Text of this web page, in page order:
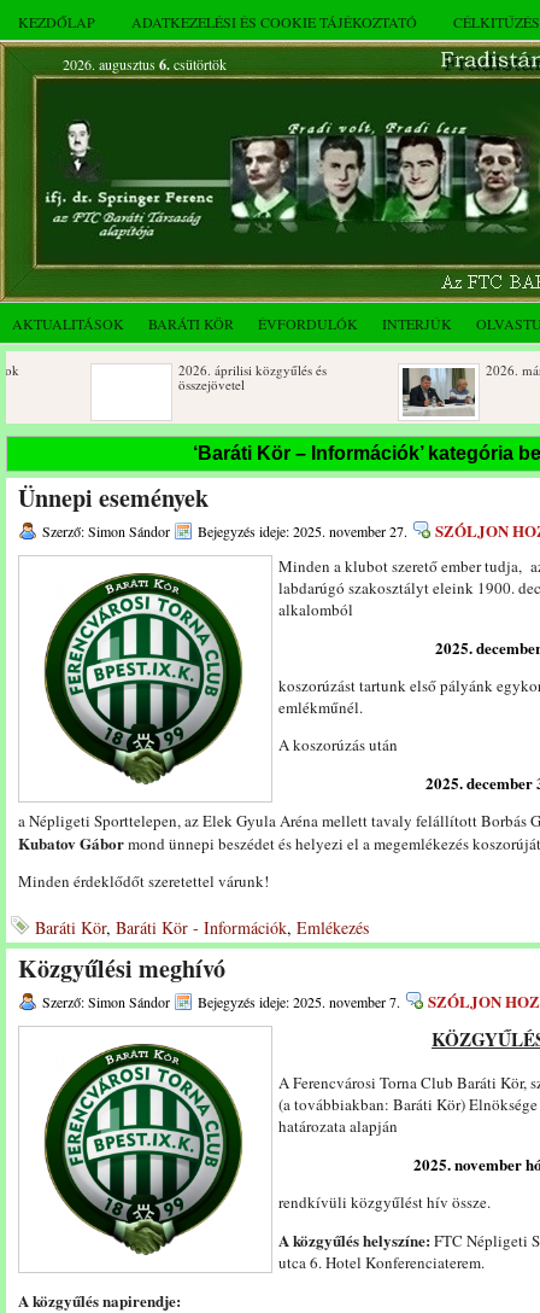
KEZDŐLAP ADATKEZELÉSI ÉS COOKIE TÁJÉKOZTATÓ
2026. augusztus 6.csütörtök
AKTUALITÁSOK BARÁTI KÖR ÉVFORDULÓK INTERJÚK
2026. áprilisi közgyűlés és
összejövetel
2026. márciusi
Születésnapi koszorúzások
Rendkívüli
novemberi
Az FTC Baráti Kör 2025. októberi
összejövetel
‘Baráti Kör – Információk’ kategória
Ünnepi események
Szerző: Simon Sándor Bejegyzés ideje: 2025. november 27. SZÓLJON
Minden a klubot szerető ember tudja,
labdarúgó szakosztályt eleink 1900.
alkalomból
2025.
koszorúzást tartunk első pályánk
emlékműnél.
A koszorúzás után
2025.
a Népligeti Sporttelepen, az Elek Gyula Aréna mellett tavaly felállított Borbás
Kubatov Gábormond ünnepi beszédet és helyezi el a megemlékezés
Minden érdeklődőt szeretettel várunk!
Baráti Kör, Baráti Kör - Információk, Emlékezés
Közgyűlési meghívó
Szerző: Simon Sándor Bejegyzés ideje: 2025. november 7. SZÓLJON
A Ferencvárosi Torna Club Baráti Kör,
(a továbbiakban: Baráti Kör)
határozata alapján
2025. november
rendkívüli közgyűlést hív össze.
A közgyűlés helyszíne: FTC Népligeti
utca 6. Hotel Konferenciaterem.
A közgyűlés napirendje: